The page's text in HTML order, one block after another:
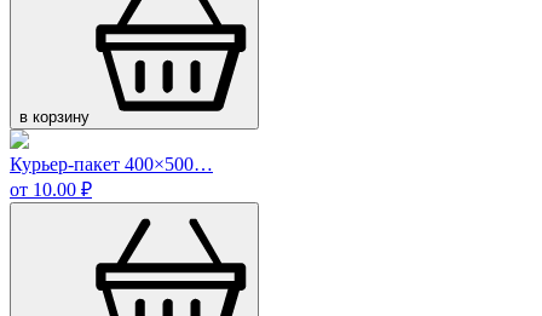
в корзину
Курьер-пакет 400×500…
от 10.00 ₽